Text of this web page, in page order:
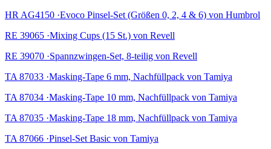
HR AG4150 ·Evoco Pinsel-Set (Größen 0, 2, 4 & 6) von Humbrol
RE 39065 ·Mixing Cups (15 St.) von Revell
RE 39070 ·Spannzwingen-Set, 8-teilig von Revell
TA 87033 ·Masking-Tape 6 mm, Nachfüllpack von Tamiya
TA 87034 ·Masking-Tape 10 mm, Nachfüllpack von Tamiya
TA 87035 ·Masking-Tape 18 mm, Nachfüllpack von Tamiya
TA 87066 ·Pinsel-Set Basic von Tamiya